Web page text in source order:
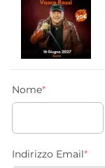
Nome*
Indirizzo Email*